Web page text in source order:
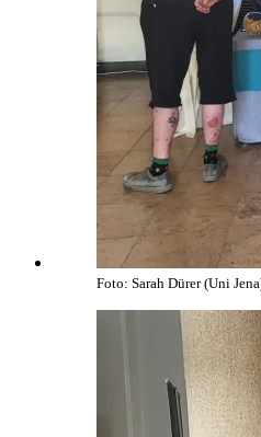
Foto: Sarah Dürer (Uni